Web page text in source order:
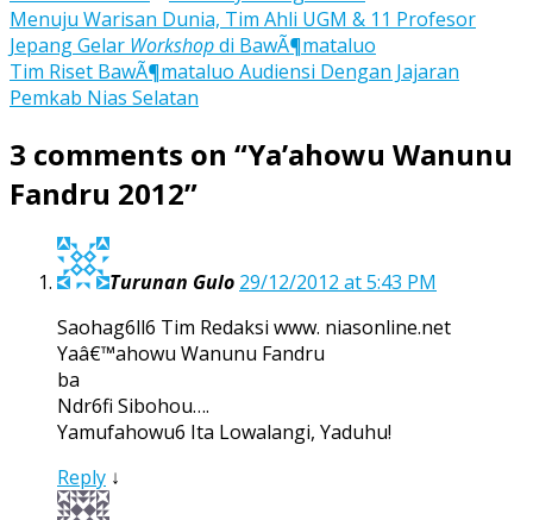
Post
navigation
Menuju Warisan Dunia, Tim Ahli UGM & 11 Profesor
Jepang Gelar Workshopdi BawÃ¶mataluo
Tim Riset BawÃ¶mataluo Audiensi Dengan Jajaran
Pemkab Nias Selatan
3 comments on “Ya’ahowu Wanunu
Fandru 2012”
Turunan Gulo 29/12/2012 at 5:43 PM
Saohag6ll6 Tim Redaksi www. niasonline.net
Yaâ€™ahowu Wanunu Fandru
ba
Ndr6fi Sibohou….
Yamufahowu6 Ita Lowalangi, Yaduhu!
Reply ↓